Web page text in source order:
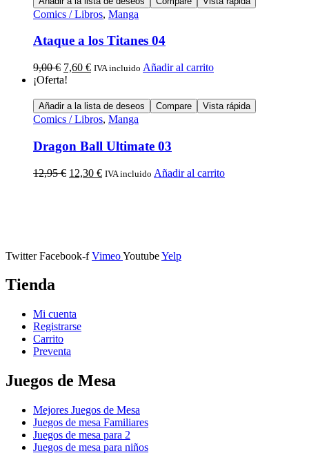
Comics / Libros, Manga
Ataque a los Titanes 04
9,00€ 7,60 € IVA incluido Añadir al carrito
¡Oferta!
Añadir a la lista de deseos Compare Vista rápida
Comics / Libros, Manga
Dragon Ball Ultimate 03
12,95€ 12,30 € IVA incluido Añadir al carrito
Twitter Facebook-f VimeoYoutubeYelp
Tienda
Mi cuenta
Registrarse
Carrito
Preventa
Juegos de Mesa
Mejores Juegos de Mesa
Juegos de mesa Familiares
Juegos de mesa para 2
Juegos de mesa para niños